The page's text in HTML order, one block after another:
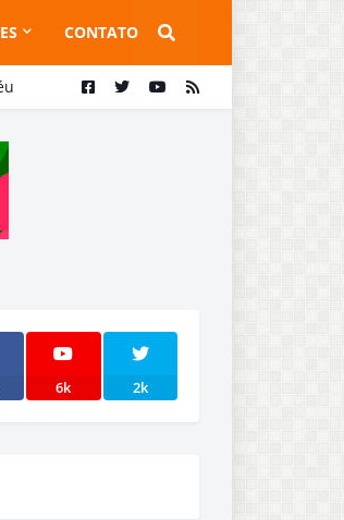
CONTATO
6k 2k